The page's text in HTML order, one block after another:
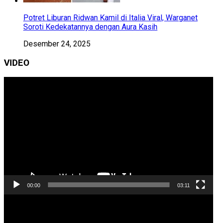
Potret Liburan Ridwan Kamil di Italia Viral, Warganet
Soroti Kedekatannya dengan Aura Kasih
Desember 24, 2025
VIDEO
00:00 03:11